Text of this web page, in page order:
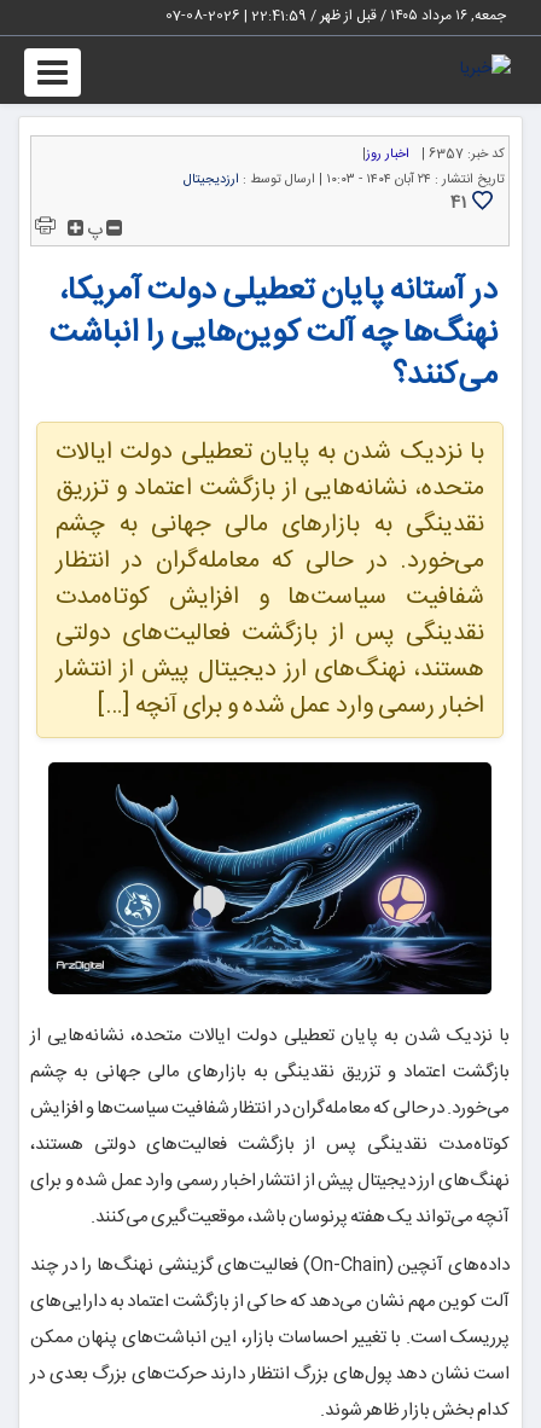
جمعه, ۱۶ مرداد ۱۴۰۵ / قبل از ظهر / 22:42:00
|
2026-08-07
کد خبر: 6357 | اخبار روز|
تاریخ انتشار : ۲۴ آبان ۱۴۰۴ - ۱۰:۰۳ | ارسال توسط : ارزدیجیتال
41
پ
در آستانه پایان تعطیلی دولت آمریکا،
نهنگ‌ها چه آلت کوین‌هایی را انباشت
می‌کنند؟
با نزدیک شدن به پایان تعطیلی دولت ایالات
متحده، نشانه‌هایی از بازگشت اعتماد و تزریق
نقدینگی به بازارهای مالی جهانی به چشم
می‌خورد. در حالی که معامله‌گران در انتظار
شفافیت سیاست‌ها و افزایش کوتاه‌مدت
نقدینگی پس از بازگشت فعالیت‌های دولتی
هستند، نهنگ‌های ارز دیجیتال پیش از انتشار
اخبار رسمی وارد عمل شده و برای آنچه […]
با نزدیک شدن به پایان تعطیلی دولت ایالات متحده، نشانه‌هایی از
بازگشت اعتماد و تزریق نقدینگی به بازارهای مالی جهانی به چشم
می‌خورد. در حالی که معامله‌گران در انتظار شفافیت سیاست‌ها و افزایش
کوتاه‌مدت نقدینگی پس از بازگشت فعالیت‌های دولتی هستند،
نهنگ‌های ارز دیجیتال پیش از انتشار اخبار رسمی وارد عمل شده و برای
آنچه می‌تواند یک هفته پرنوسان باشد، موقعیت‌گیری می‌کنند.
داده‌های آنچین (On-Chain) فعالیت‌های گزینشی نهنگ‌ها را در چند
آلت کوین مهم نشان می‌دهد که حاکی از بازگشت اعتماد به دارایی‌های
پرریسک است. با تغییر احساسات بازار، این انباشت‌های پنهان ممکن
است نشان دهد پول‌های بزرگ انتظار دارند حرکت‌های بزرگ بعدی در
کدام بخش بازار ظاهر شوند.